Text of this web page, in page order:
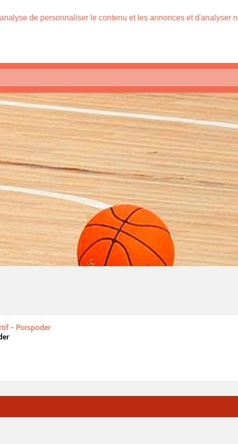
de personnaliser le contenu et les annonces et d'analyser
- Porspoder